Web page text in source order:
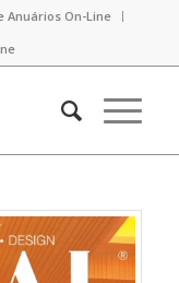
Anuários On-Line